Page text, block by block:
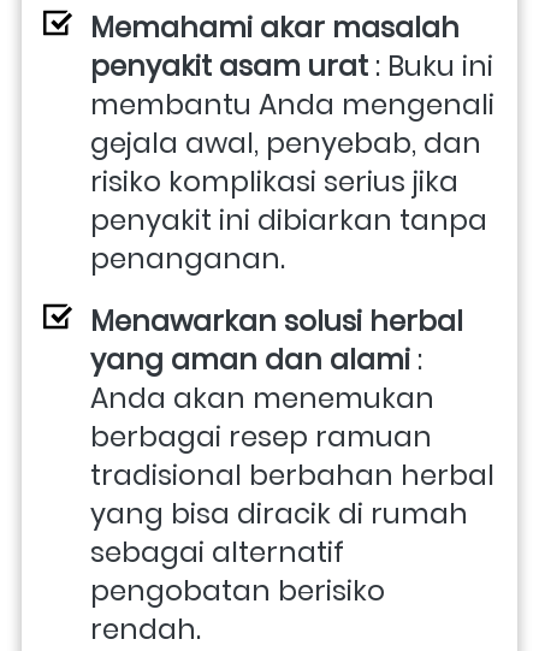
Memahami akar masalah
penyakit asam urat : Buku ini
membantu Anda mengenali
gejala awal, penyebab, dan
risiko komplikasi serius jika
penyakit ini dibiarkan tanpa
penanganan.
Menawarkan solusi herbal
yang aman dan alami :
Anda akan menemukan
berbagai resep ramuan
tradisional berbahan herbal
yang bisa diracik di rumah
sebagai alternatif
pengobatan berisiko
rendah.